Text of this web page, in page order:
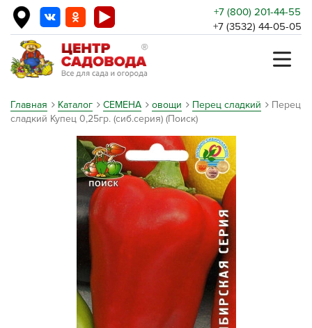
+7 (800) 201-44-55
+7 (3532) 44-05-05
Главная Каталог СЕМЕНА овощи Перец сладкий
Перец
сладкий Купец 0,25гр. (сиб.серия) (Поиск)